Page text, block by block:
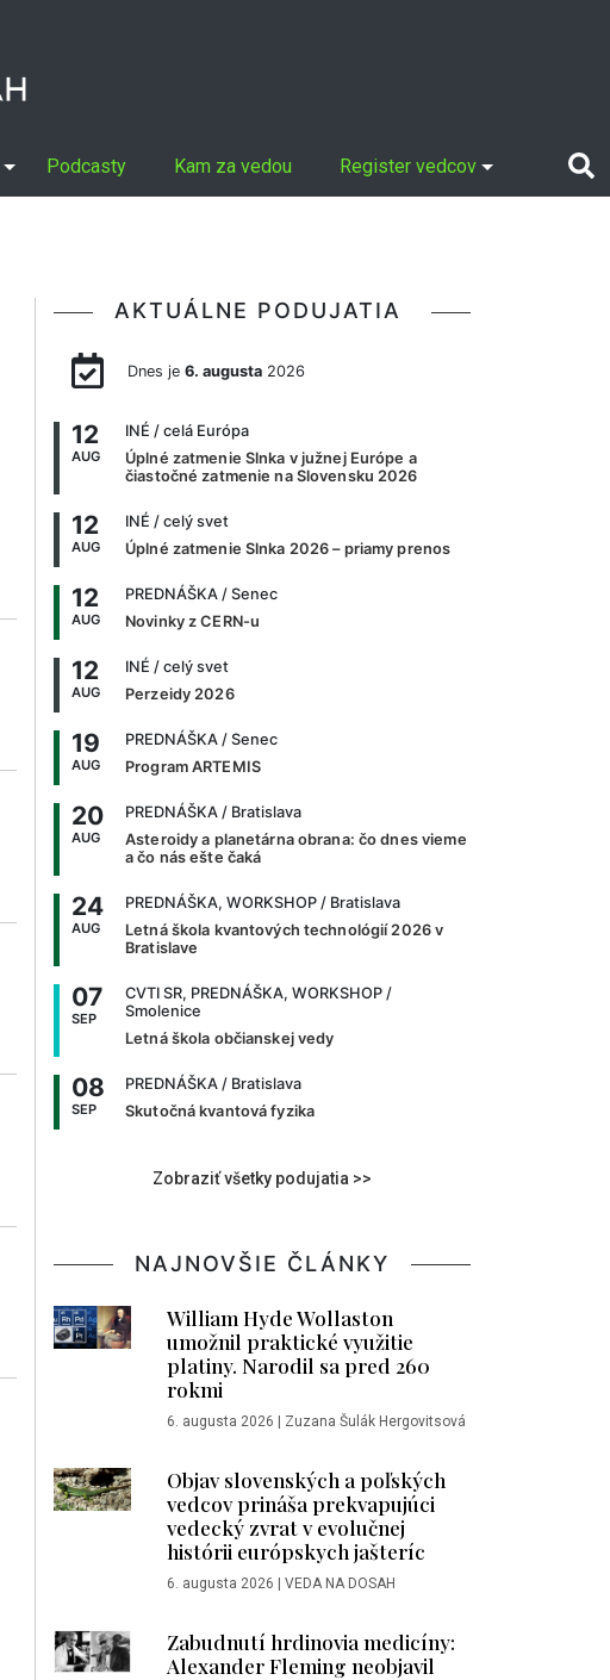
Podcasty Kam za vedou Register vedcov
AKTUÁLNE PODUJATIA
Dnes je 6. augusta2026
12
AUG
INÉ / celá Európa
Úplné zatmenie Slnka v južnej Európe a
čiastočné zatmenie na Slovensku 2026
12
AUG
INÉ / celý svet
Úplné zatmenie Slnka 2026 – priamy prenos
12
AUG
PREDNÁŠKA / Senec
Novinky z CERN-u
12
AUG
INÉ / celý svet
Perzeidy 2026
19
AUG
PREDNÁŠKA / Senec
Program ARTEMIS
20
AUG
PREDNÁŠKA / Bratislava
Asteroidy a planetárna obrana: čo dnes vieme
a čo nás ešte čaká
24
AUG
PREDNÁŠKA, WORKSHOP / Bratislava
Letná škola kvantových technológií 2026 v
Bratislave
07
SEP
CVTI SR, PREDNÁŠKA, WORKSHOP /
Smolenice
Letná škola občianskej vedy
08
SEP
PREDNÁŠKA / Bratislava
Skutočná kvantová fyzika
Zobraziť všetky podujatia >>
NAJNOVŠIE ČLÁNKY
William Hyde Wollaston
umožnil praktické využitie
platiny. Narodil sa pred 260
rokmi
6. augusta 2026 | Zuzana Šulák Hergovitsová
Objav slovenských a poľských
vedcov prináša prekvapujúci
vedecký zvrat v evolučnej
histórii európskych jašteríc
6. augusta 2026 | VEDA NA DOSAH
Zabudnutí hrdinovia medicíny:
Alexander Fleming neobjavil